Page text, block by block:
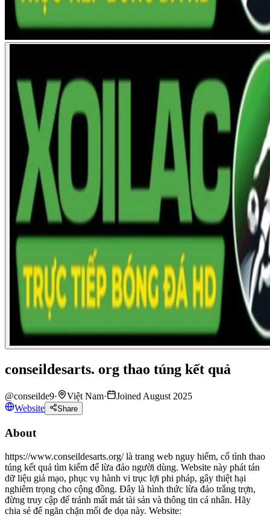
conseildesarts. org thao túng kết quả
@conseilde9· Việt Nam·
Joined August 2025
Website
Share
About
https://www.conseildesarts.org/ là trang web nguy hiểm, cố tình thao
túng kết quả tìm kiếm để lừa đảo người dùng. Website này phát tán
dữ liệu giả mạo, phục vụ hành vi trục lợi phi pháp, gây thiệt hại
nghiêm trọng cho cộng đồng. Đây là hình thức lừa đảo trắng trợn,
đừng truy cập để tránh mất mát tài sản và thông tin cá nhân. Hãy
chia sẻ để ngăn chặn mối đe dọa này. Website: